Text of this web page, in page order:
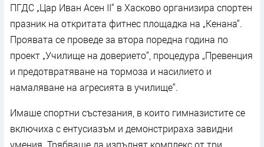
ПГДС „Цар Иван Асен II“ в Хасково организира спортен
празник на откритата фитнес площадка на „Кенана“.
Проявата се проведе за втора поредна година по
проект „Училище на доверието“, процедура „Превенция
и предотвратяване на тормоза и насилието и
намаляване на агресията в училище“.
Имаше спортни състезания, в които гимназистите се
включиха с ентусиазъм и демонстрираха завидни
умения. Трябваше да изпълнят комплекс от три